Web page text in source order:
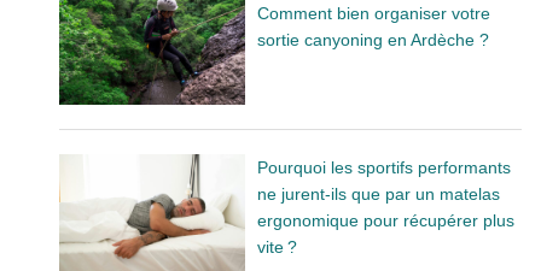
Comment bien organiser votre
sortie canyoning en Ardèche ?
Pourquoi les sportifs performants
ne jurent-ils que par un matelas
ergonomique pour récupérer plus
vite ?